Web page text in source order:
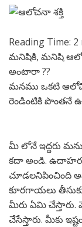
Reading Time: 2
మనిషికి, మనిషి
అంటారా ??
మనము ఒకటి
రెండింటికి పొంతనే
మీ లోనే ఇద్దరు
కదా అండి.
చూడలనిపించింది
కూరగాయలు
మీరు ఏమి చేస్తారు.
చేసేస్తారు. మీకు